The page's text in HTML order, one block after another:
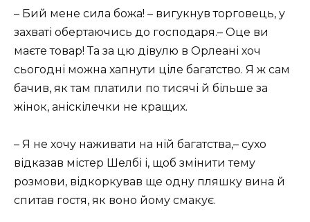
– Бий мене сила божа! – вигукнув торговець, у
захваті обертаючись до господаря.– Оце ви
маєте товар! Та за цю дівулю в Орлеані хоч
сьогодні можна хапнути ціле багатство. Я ж сам
бачив, як там платили по тисячі й більше за
жінок, аніскілечки не кращих.
– Я не хочу наживати на ній багатства,– сухо
відказав містер Шелбі і, щоб змінити тему
розмови, відкоркував ще одну пляшку вина й
спитав гостя, як воно йому смакує.